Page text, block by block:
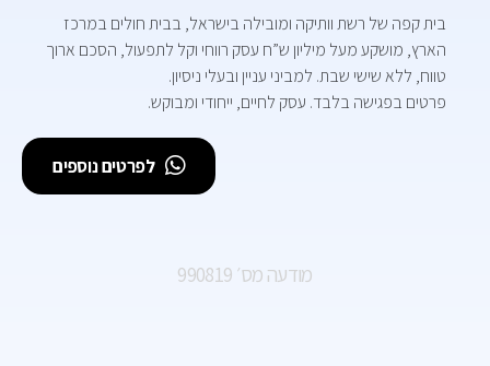
בית קפה של רשת וותיקה ומובילה בישראל, בבית חולים במרכז
הארץ, מושקע מעל מיליון ש”ח עסק רווחי וקל לתפעול, הסכם ארוך
טווח, ללא שישי שבת. למביני עניין ובעלי ניסיון.
פרטים בפגישה בלבד. עסק לחיים, ייחודי ומבוקש.
לפרטים נוספים
מודעה מס׳ 990819